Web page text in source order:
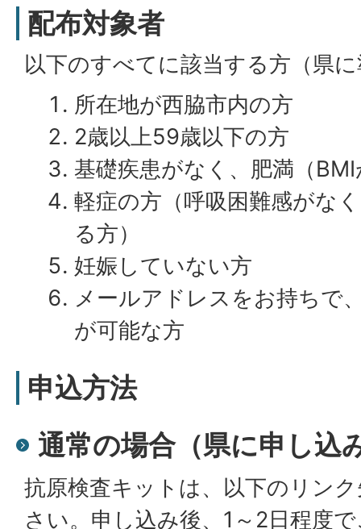
配布対象者
以下のすべてに該当する方（県
所在地が西脇市内の方
2歳以上59歳以下の方
基礎疾患がなく、肥満（
軽症の方（呼吸困難感がな
る方）
妊娠していない方
メールアドレスをお持ちで
が可能な方
申込方法
通常の場合（県に申し込
抗原検査キットは、以下のリン
さい。申し込み後、1～2日程度